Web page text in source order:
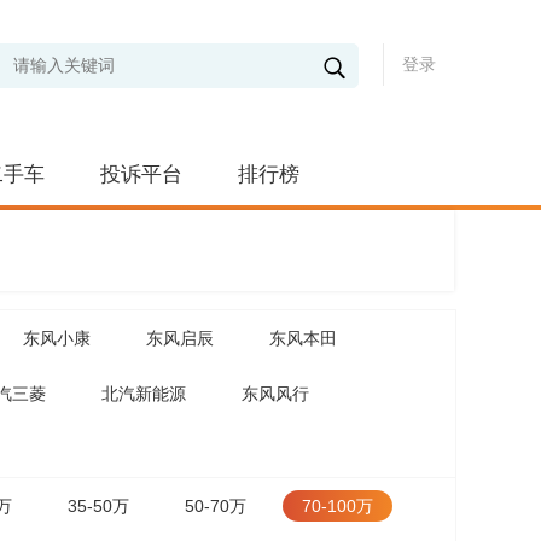
登录
车 投诉平台 排行榜
东风小康 东风启辰 东风本田
三菱 北汽新能源 东风风行
35-50万 50-70万 70-100万